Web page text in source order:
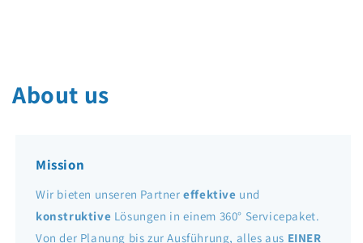
About us
Mission
Wir bieten unseren Partnereffektive und
konstruktive Lösungen in einem 360° Servicepaket.
Von der Planung bis zur Ausführung, alles aus EINER